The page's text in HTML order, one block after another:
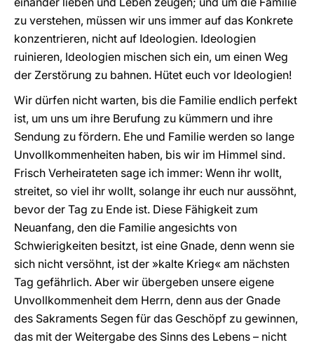
zu verstehen, müssen wir uns immer auf das Konkrete
konzentrieren, nicht auf Ideologien. Ideologien
ruinieren, Ideologien mischen sich ein, um einen Weg
der Zerstörung zu bahnen. Hütet euch vor Ideologien!
Wir dürfen nicht warten, bis die Familie endlich perfekt
ist, um uns um ihre Berufung zu kümmern und ihre
Sendung zu fördern. Ehe und Familie werden so lange
Unvollkommenheiten haben, bis wir im Himmel sind.
Frisch Verheirateten sage ich immer: Wenn ihr wollt,
streitet, so viel ihr wollt, solange ihr euch nur aussöhnt,
bevor der Tag zu Ende ist. Diese Fähigkeit zum
Neuanfang, den die Familie angesichts von
Schwierigkeiten besitzt, ist eine Gnade, denn wenn sie
sich nicht versöhnt, ist der »kalte Krieg« am nächsten
Tag gefährlich. Aber wir übergeben unsere eigene
Unvollkommenheit dem Herrn, denn aus der Gnade
des Sakraments Segen für das Geschöpf zu gewinnen,
das mit der Weitergabe des Sinns des Lebens – nicht